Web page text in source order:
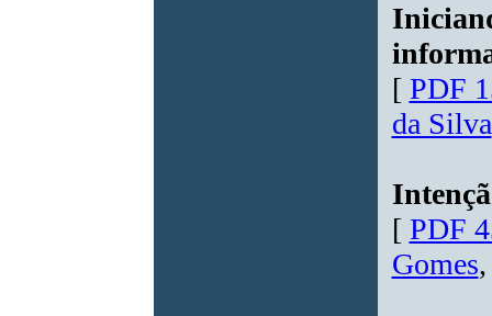
[ PDF
da Silva
[ PDF
Gomes